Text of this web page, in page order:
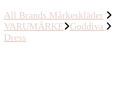
All Brands Mårkeskläder
VARUMÄRKE
Goddiva
Dress